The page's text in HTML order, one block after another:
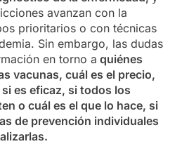
avanzan con la
prioritarios o con técnicas
Sin embargo, las dudas
en torno a quiénes
vacunas, cuál es el precio,
es eficaz, si todos los
o cuál es el que lo hace, si
de prevención individuales